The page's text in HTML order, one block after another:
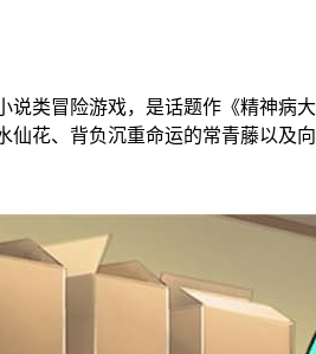
说类冒险游戏，是话题作《精神
仙花、背负沉重命运的常青藤以及